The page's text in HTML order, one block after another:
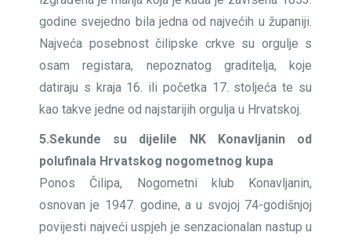
godine svejedno bila jedna od najvećih u županiji.
Najveća posebnost čilipske crkve su orgulje s
osam registara, nepoznatog graditelja, koje
datiraju s kraja 16. ili početka 17. stoljeća te su
kao takve jedne od najstarijih orgulja u Hrvatskoj.
5.Sekunde su dijelile NK Konavljanin od
polufinala Hrvatskog nogometnog kupa
Ponos Čilipa, Nogometni klub Konavljanin,
osnovan je 1947. godine, a u svojoj 74-godišnjoj
povijesti najveći uspjeh je senzacionalan nastup u